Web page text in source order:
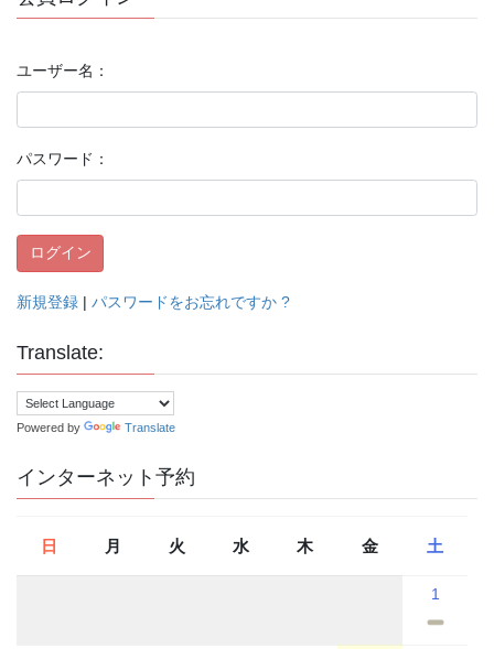
ユーザー名：
パスワード：
新規登録 | パスワードをお忘れですか ?
Translate:
Powered by Translate
インターネット予約
日 月 火 水 木 金 土
1